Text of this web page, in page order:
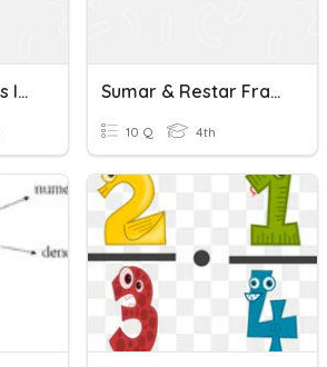
Restar Fracciones Iguales Sumar & Restar Fracciones Con Unidades Comunes
10 Q 4th